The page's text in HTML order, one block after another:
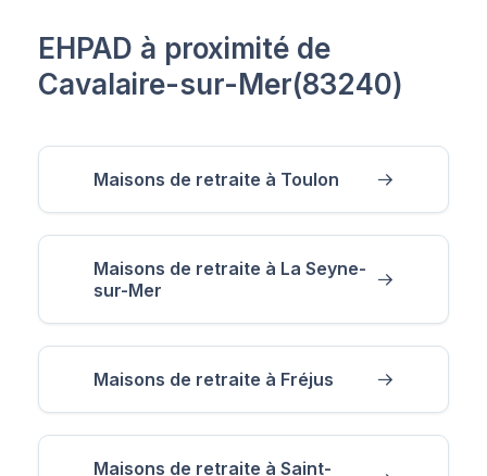
EHPAD à proximité de
Cavalaire-sur-Mer(83240)
Maisons de retraite à Toulon
Maisons de retraite à La Seyne-
sur-Mer
Maisons de retraite à Fréjus
Maisons de retraite à Saint-